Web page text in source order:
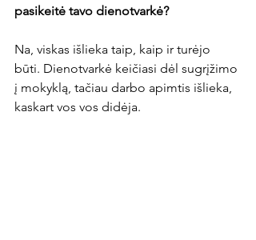
pasikeitė tavo dienotvarkė?
Na, viskas išlieka taip, kaip ir turėjo
būti. Dienotvarkė keičiasi dėl sugrįžimo
į mokyklą, tačiau darbo apimtis išlieka,
kaskart vos vos didėja.